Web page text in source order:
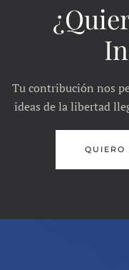
Tu contribución nos
ideas de la libertad
QUIERO